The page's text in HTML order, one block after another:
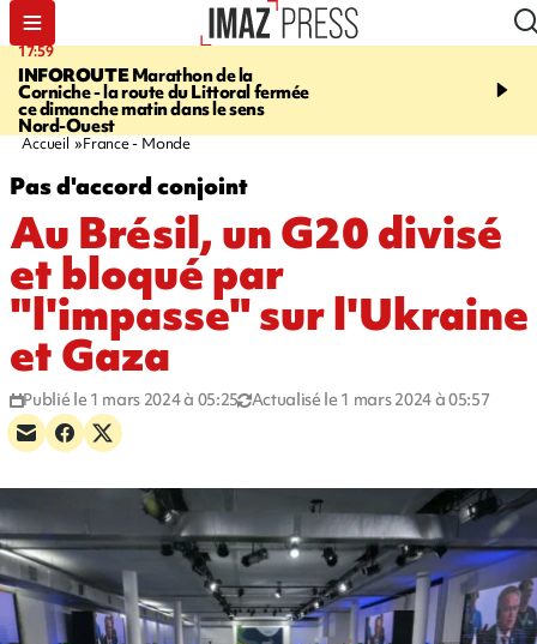
17:59
INFOROUTEMarathon de la
Corniche - la route du Littoral fermée
ce dimanche matin dans le sens
Nord-Ouest
07:40
1.300 coureurs sur le
Accueil France - Monde
Pas d'accord conjoint
Au Brésil, un G20 divisé
et bloqué par
"l'impasse" sur l'Ukraine
et Gaza
Publié le 1 mars 2024 à 05:25 Actualisé le 1 mars 2024 à 05:57